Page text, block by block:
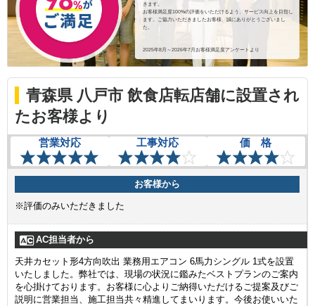
きます。
お客様満足度100%の評価をいただけるよう、サービス向上を目指し
ます。ご協力いただきましたお客様、誠にありがとうございまし
た。
2025年8月～2026年7月お客様満足度アンケートより
青森県 八戸市 飲食店転店舗に設置され
たお客様より
営業対応 工事対応 価 格
お客様から
※評価のみいただきました
AC担当者から
天井カセット形4方向吹出 業務用エアコン 6馬力シングル 1式を設置
いたしました。弊社では、現場の状況に鑑みたベストプランのご案内
を心掛けております。お客様に心よりご納得いただけるご提案及びご
説明に営業担当、施工担当共々精進してまいります。今後お使いいた